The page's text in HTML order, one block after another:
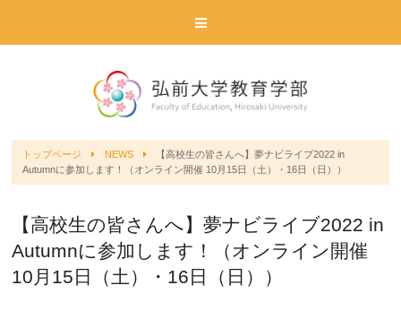
トップページ NEWS
【高校生の皆さんへ】夢ナビライブ2022 in
Autumnに参加します！（オンライン開催 10月15日（土）・16日（日））
【高校生の皆さんへ】夢ナビライブ2022 in
Autumnに参加します！（オンライン開催
10月15日（土）・16日（日））